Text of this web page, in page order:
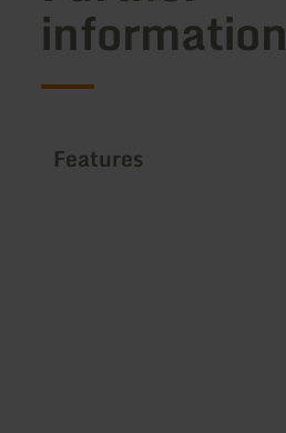
information
Features